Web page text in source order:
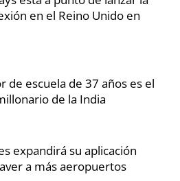
en el Reino Unido en
de escuela de 37 años es el
de la India
expandirá su aplicación
a más aeropuertos